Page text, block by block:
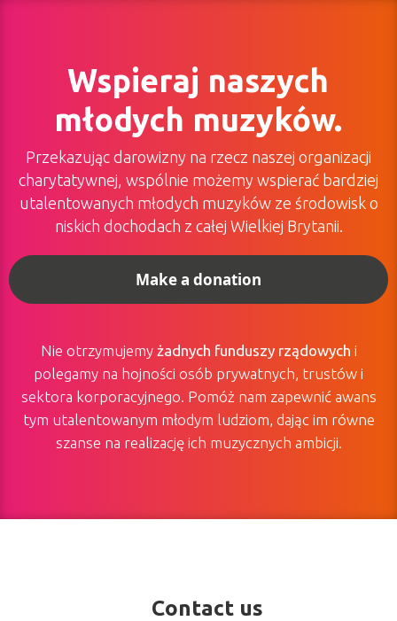
Wspieraj naszych
młodych muzyków.
Przekazując darowizny na rzecz naszej organizacji
charytatywnej, wspólnie możemy wspierać bardziej
utalentowanych młodych muzyków ze środowisk o
niskich dochodach z całej Wielkiej Brytanii.
Make a donation
Nie otrzymujemy żadnych funduszy rządowych i
polegamy na hojności osób prywatnych, trustów i
sektora korporacyjnego. Pomóż nam zapewnić awans
tym utalentowanym młodym ludziom, dając im równe
szanse na realizację ich muzycznych ambicji.
Contact us